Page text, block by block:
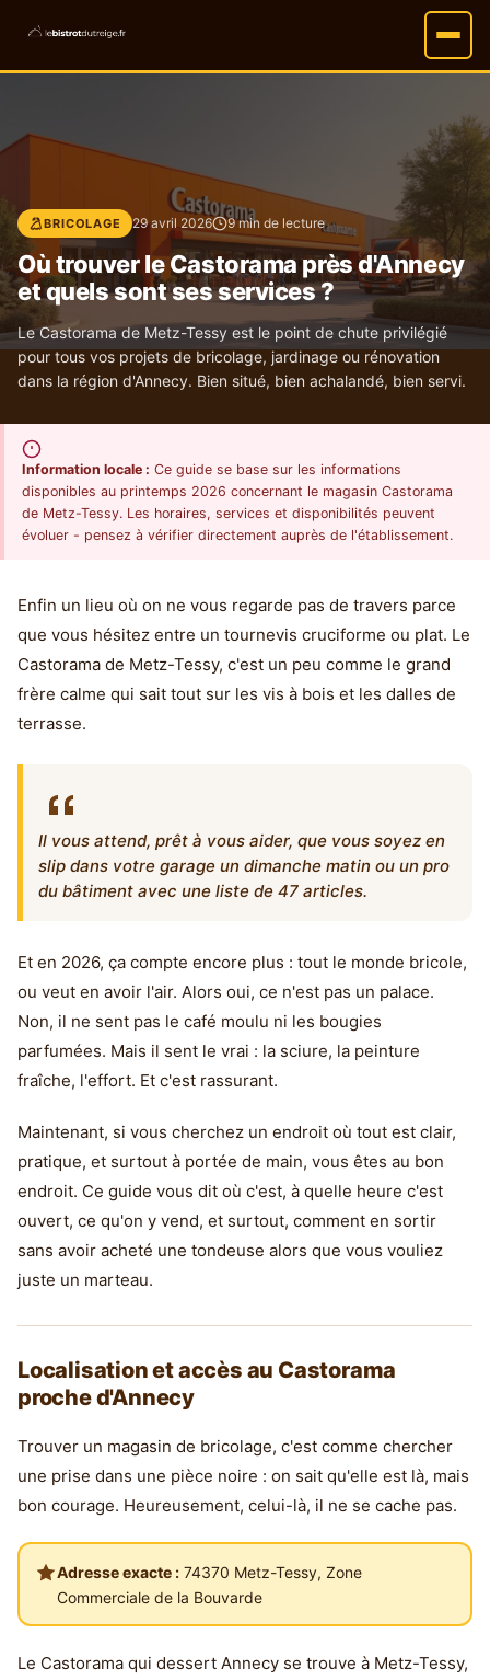
BRICOLAGE 29 avril 2026 9 min de lecture
Où trouver le Castorama près d'Annecy
et quels sont ses services ?
Le Castorama de Metz-Tessy est le point de chute privilégié
pour tous vos projets de bricolage, jardinage ou rénovation
dans la région d'Annecy. Bien situé, bien achalandé, bien servi.
Information locale : Ce guide se base sur les informations
disponibles au printemps 2026 concernant le magasin Castorama
de Metz-Tessy. Les horaires, services et disponibilités peuvent
évoluer - pensez à vérifier directement auprès de l'établissement.
Enfin un lieu où on ne vous regarde pas de travers parce
que vous hésitez entre un tournevis cruciforme ou plat. Le
Castorama de Metz-Tessy, c'est un peu comme le grand
frère calme qui sait tout sur les vis à bois et les dalles de
terrasse.
Il vous attend, prêt à vous aider, que vous soyez en
slip dans votre garage un dimanche matin ou un pro
du bâtiment avec une liste de 47 articles.
Et en 2026, ça compte encore plus : tout le monde bricole,
ou veut en avoir l'air. Alors oui, ce n'est pas un palace.
Non, il ne sent pas le café moulu ni les bougies
parfumées. Mais il sent le vrai : la sciure, la peinture
fraîche, l'effort. Et c'est rassurant.
Maintenant, si vous cherchez un endroit où tout est clair,
pratique, et surtout à portée de main, vous êtes au bon
endroit. Ce guide vous dit où c'est, à quelle heure c'est
ouvert, ce qu'on y vend, et surtout, comment en sortir
sans avoir acheté une tondeuse alors que vous vouliez
juste un marteau.
Localisation et accès au Castorama
proche d'Annecy
Trouver un magasin de bricolage, c'est comme chercher
une prise dans une pièce noire : on sait qu'elle est là, mais
bon courage. Heureusement, celui-là, il ne se cache pas.
Adresse exacte :74370 Metz-Tessy, Zone
Commerciale de la Bouvarde
Le Castorama qui dessert Annecy se trouve à Metz-Tessy,